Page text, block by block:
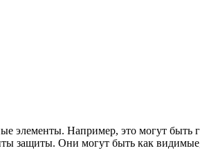
элементы. Например, это могут
защиты. Они могут быть как